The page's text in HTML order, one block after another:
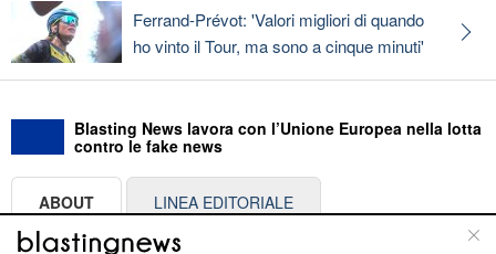
Ferrand-Prévot: 'Valori migliori di quando
ho vinto il Tour, ma sono a cinque minuti'
Blasting News lavora con l’Unione Europea nella lotta
contro le fake news
ABOUT LINEA EDITORIALE